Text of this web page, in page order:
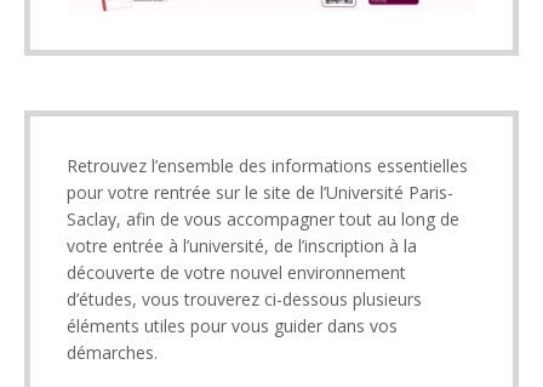
Retrouvez l’ensemble des informations essentielles
pour votre rentrée sur le site de l’Université Paris-
Saclay, afin de vous accompagner tout au long de
votre entrée à l’université, de l’inscription à la
découverte de votre nouvel environnement
d’études, vous trouverez ci-dessous plusieurs
éléments utiles pour vous guider dans vos
démarches.